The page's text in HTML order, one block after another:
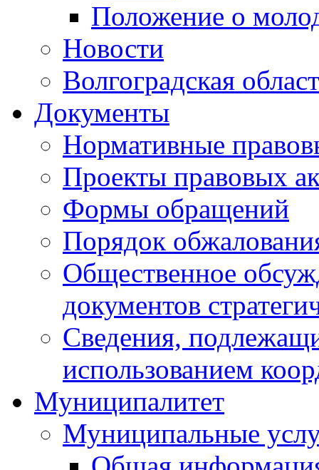
Положение о
Новости
Волгоградская
Документы
Нормативные
Проекты правовых
Формы обращений
Порядок
Общественное
документов
Сведения,
использованием
Муниципалитет
Муниципальные